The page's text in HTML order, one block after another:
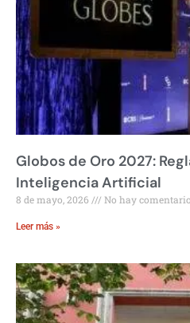
Globos de Oro 2027:
Inteligencia Artificial
8 de mayo, 2026 No hay
Leer más »